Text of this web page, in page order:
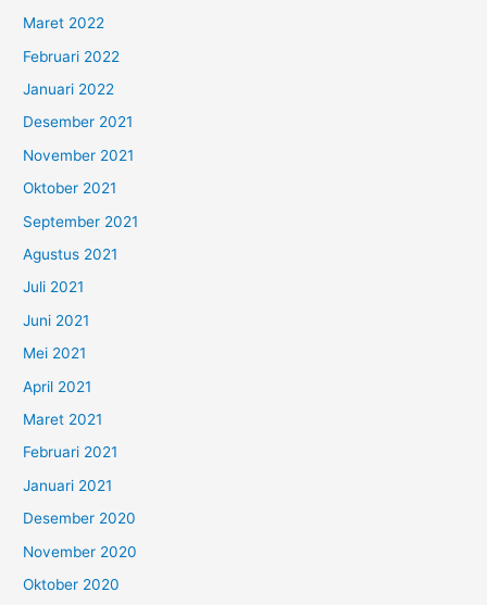
Maret 2022
Februari 2022
Januari 2022
Desember 2021
November 2021
Oktober 2021
September 2021
Agustus 2021
Juli 2021
Juni 2021
Mei 2021
April 2021
Maret 2021
Februari 2021
Januari 2021
Desember 2020
November 2020
Oktober 2020